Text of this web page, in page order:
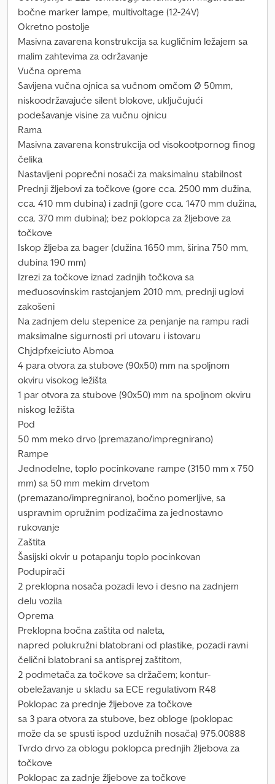
bočne marker lampe, multivoltage (12-24V)
Okretno postolje
Masivna zavarena konstrukcija sa kugličnim ležajem sa
malim zahtevima za održavanje
Vučna oprema
Savijena vučna ojnica sa vučnom omčom Ø 50mm,
niskoodržavajuće silent blokove, uključujući
podešavanje visine za vučnu ojnicu
Rama
Masivna zavarena konstrukcija od visokootpornog finog
čelika
Nastavljeni poprečni nosači za maksimalnu stabilnost
Prednji žljebovi za točkove (gore cca. 2500 mm dužina,
cca. 410 mm dubina) i zadnji (gore cca. 1470 mm dužina,
cca. 370 mm dubina); bez poklopca za žljebove za
točkove
Iskop žljeba za bager (dužina 1650 mm, širina 750 mm,
dubina 190 mm)
Izrezi za točkove iznad zadnjih točkova sa
međuosovinskim rastojanjem 2010 mm, prednji uglovi
zakošeni
Na zadnjem delu stepenice za penjanje na rampu radi
maksimalne sigurnosti pri utovaru i istovaru
Chjdpfxeiciuto Abmoa
4 para otvora za stubove (90x50) mm na spoljnom
okviru visokog ležišta
1 par otvora za stubove (90x50) mm na spoljnom okviru
niskog ležišta
Pod
50 mm meko drvo (premazano/impregnirano)
Rampe
Jednodelne, toplo pocinkovane rampe (3150 mm x 750
mm) sa 50 mm mekim drvetom
(premazano/impregnirano), bočno pomerljive, sa
uspravnim opružnim podizačima za jednostavno
rukovanje
Zaštita
Šasijski okvir u potapanju toplo pocinkovan
Podupirači
2 preklopna nosača pozadi levo i desno na zadnjem
delu vozila
Oprema
Preklopna bočna zaštita od naleta,
napred polukružni blatobrani od plastike, pozadi ravni
čelični blatobrani sa antisprej zaštitom,
2 podmetača za točkove sa držačem; kontur-
obeležavanje u skladu sa ECE regulativom R48
Poklopac za prednje žljebove za točkove
sa 3 para otvora za stubove, bez obloge (poklopac
može da se spusti ispod uzdužnih nosača) 975.00888
Tvrdo drvo za oblogu poklopca prednjih žljebova za
točkove
Poklopac za zadnje žljebove za točkove